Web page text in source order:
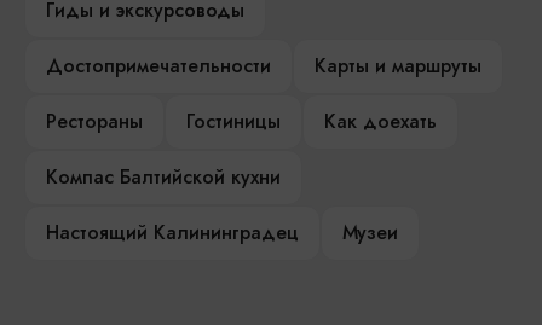
Гиды и экскурсоводы
Достопримечательности
Карты и маршруты
Рестораны
Гостиницы
Как доехать
Компас Балтийской кухни
Настоящий Калининградец
Музеи